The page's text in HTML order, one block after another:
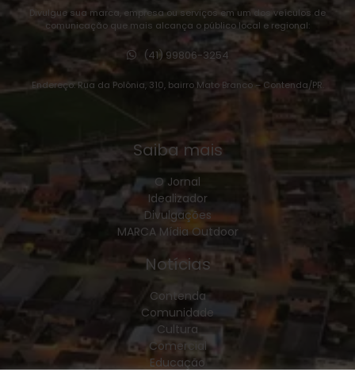
Divulgue sua marca, empresa ou serviços em um dos veículos de
comunicação que mais alcança o público local e regional:
(41) 99806-3254
Endereço: Rua da Polônia, 310, bairro Mato Branco – Contenda/PR.
Saiba mais
O Jornal
Idealizador
Divulgações
MARCA Mídia Outdoor
Notícias
Contenda
Comunidade
Cultura
Comercial
Educação